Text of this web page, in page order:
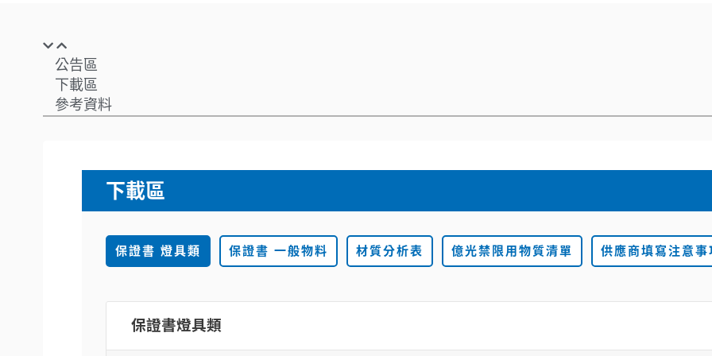
公告區
下載區
參考資料
下載區
保證書 燈具類 保證書 一般物料 材質分析表 億光禁限用物質清單 供應商填寫注意事
保證書燈具類